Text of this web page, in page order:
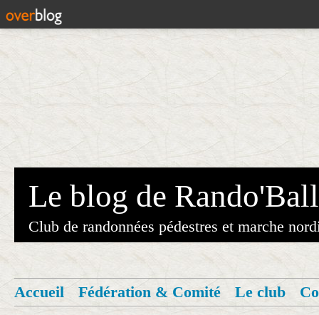
Le blog de Rando'Ball
Club de randonnées pédestres et marche
Accueil Fédération & Comité Le club